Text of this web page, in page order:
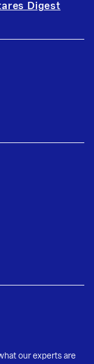
Digest
our experts are